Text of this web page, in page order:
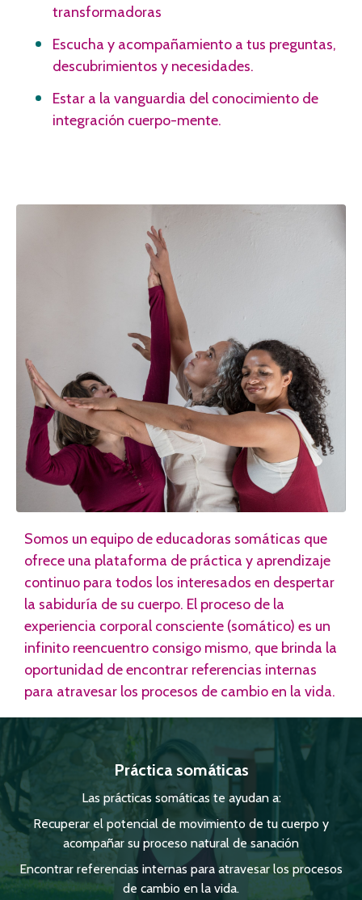
transformadoras
Escucha y acompañamiento a tus preguntas,
descubrimientos y necesidades.
Estar a la vanguardia del conocimiento de
integración cuerpo-mente.
Somos un equipo de educadoras somáticas que
ofrece una plataforma de práctica y aprendizaje
continuo para todos los interesados en despertar
la sabiduría de su cuerpo. El proceso de la
experiencia corporal consciente (somático) es un
infinito reencuentro consigo mismo, que brinda la
oportunidad de encontrar referencias internas
para atravesar los procesos de cambio en la vida.
Práctica somáticas
Las prácticas somáticas te ayudan a:
Recuperar el potencial de movimiento de tu cuerpo y
acompañar su proceso natural de sanación
Encontrar referencias internas para atravesar los procesos
de cambio en la vida.